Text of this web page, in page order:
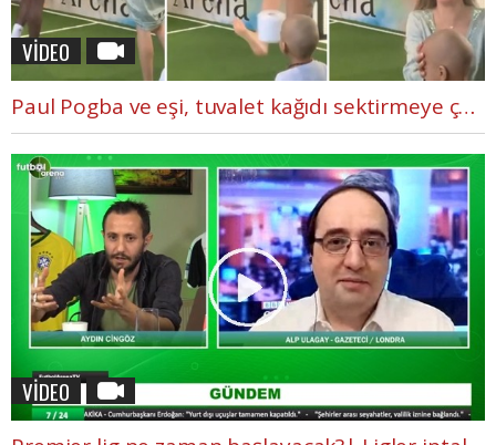
VİDEO
Paul Pogba ve eşi, tuvalet kağıdı sektirmeye çalışıyor
VİDEO